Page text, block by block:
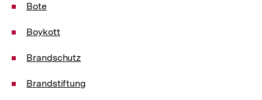
Bote
Boykott
Brandschutz
Brandstiftung